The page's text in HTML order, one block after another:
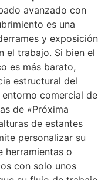
avanzado con
es una
y exposición
el trabajo. Si bien el
es más barato,
estructural del
comercial de
de «Próxima
de estantes
personalizar su
herramientas o
con solo unos